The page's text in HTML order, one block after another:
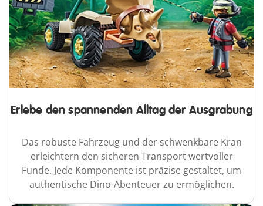
Erlebe den spannenden Alltag der Ausgrabung
Das robuste Fahrzeug und der schwenkbare Kran
erleichtern den sicheren Transport wertvoller
Funde. Jede Komponente ist präzise gestaltet, um
authentische Dino-Abenteuer zu ermöglichen.